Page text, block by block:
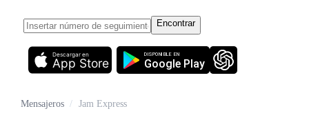
Encontrar
App Store
Descargar en
Google Play
DISPONIBLE EN
Mensajeros / Jam Express